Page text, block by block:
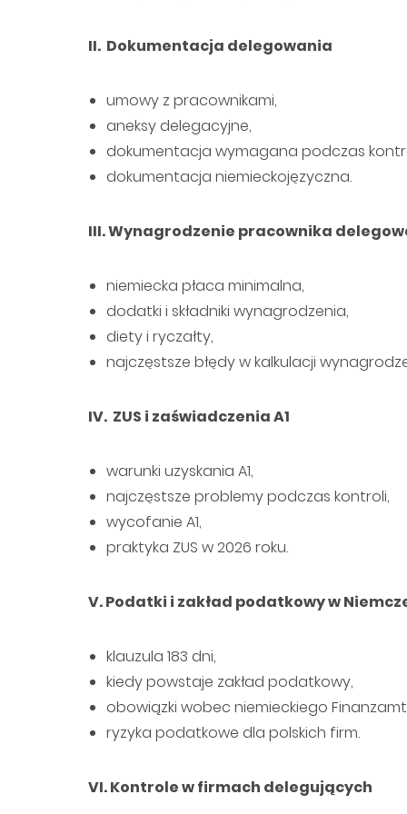
II. Dokumentacja delegowania
umowy z pracownikami,
aneksy delegacyjne,
dokumentacja wymagana podczas
dokumentacja niemieckojęzyczna.
III. Wynagrodzenie pracownika
niemiecka płaca minimalna,
dodatki i składniki wynagrodzenia,
diety i ryczałty,
najczęstsze błędy w kalkulacji
IV. ZUS i zaświadczenia A1
warunki uzyskania A1,
najczęstsze problemy podczas kontroli,
wycofanie A1,
praktyka ZUS w 2026 roku.
V. Podatki i zakład podatkowy w
klauzula 183 dni,
kiedy powstaje zakład podatkowy,
obowiązki wobec niemieckiego
ryzyka podatkowe dla polskich firm.
VI. Kontrole w firmach delegujących